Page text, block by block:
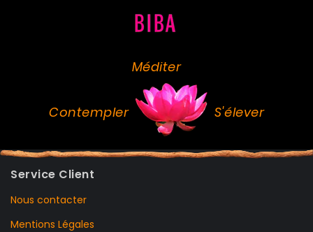
Méditer
Contempler S'élever
Service Client
Nous contacter
Mentions Légales